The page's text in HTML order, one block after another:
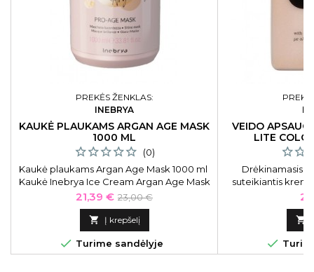
PREKĖS ŽENKLAS:
INEBRYA
KAUKĖ PLAUKAMS ARGAN AGE MASK
1000 ML
(0)
Kaukė plaukams Argan Age Mask 1000 ml
Kaukė Inebrya Ice Cream Argan Age Mask
ICE26333, su argano aliejumi, 1000 ml
Kaina
21,39 € Bazinė
kaina
23,00 €
 Į krepšelį
 Turime sandėlyje
VEIDO
LITE
Drėkinamasis,
suteikiantis
Laouta Sun
Sunscreen

